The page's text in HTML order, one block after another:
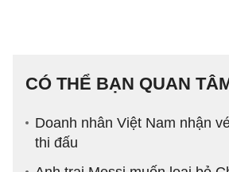
CÓ THỂ BẠN QUAN
Doanh nhân Việt Nam nhận
thi đấu